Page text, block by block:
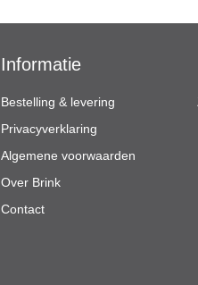
Informatie
Bestelling & levering
Privacyverklaring
Algemene voorwaarden
Over Brink
Contact